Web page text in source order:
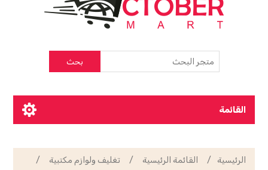
بحث
القائمة
الرئيسية / القائمة الرئيسية / تغليف ولوازم مكتبية
/